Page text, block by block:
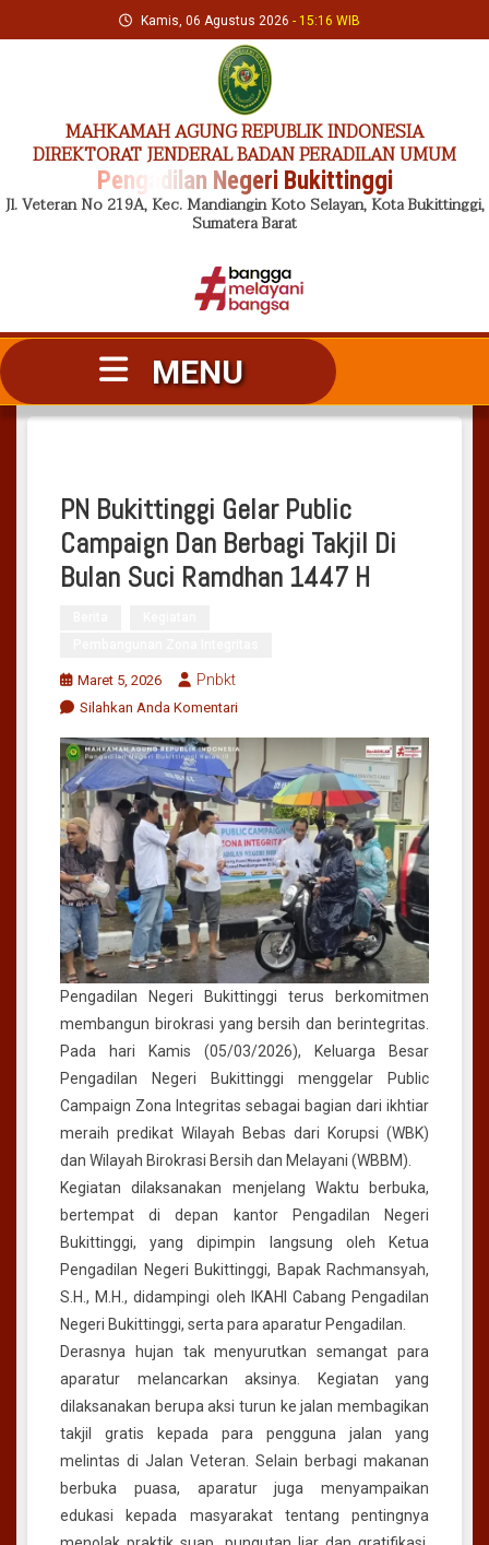
to
Kamis, 06 Agustus 2026 - 15:16 WIB
MAHKAMAH AGUNG REPUBLIK INDONESIA
DIREKTORAT JENDERAL BADAN PERADILAN UMUM
Pengadilan Negeri Bukittinggi
Jl. Veteran No 219A, Kec. Mandiangin Koto Selayan, Kota Bukittinggi,
Sumatera Barat
MENU
PN Bukittinggi Gelar Public
Campaign Dan Berbagi Takjil Di
Bulan Suci Ramdhan 1447 H
Maret 5, 2026 Pnbkt
Silahkan Anda KomentariOn
Bukittinggi
Gelar
Public
Campaign
Dan
Berbagi
Takjil
Di
Bulan
Suci
Ramdhan
1447
H
Pengadilan Negeri Bukittinggi terus berkomitmen
membangun birokrasi yang bersih dan berintegritas.
Pada hari Kamis (05/03/2026), Keluarga Besar
Pengadilan Negeri Bukittinggi menggelar Public
Campaign Zona Integritas sebagai bagian dari ikhtiar
meraih predikat Wilayah Bebas dari Korupsi (WBK)
dan Wilayah Birokrasi Bersih dan Melayani (WBBM).
Kegiatan dilaksanakan menjelang Waktu berbuka,
bertempat di depan kantor Pengadilan Negeri
Bukittinggi, yang dipimpin langsung oleh Ketua
Pengadilan Negeri Bukittinggi, Bapak Rachmansyah,
S.H., M.H., didampingi oleh IKAHI Cabang Pengadilan
Negeri Bukittinggi, serta para aparatur Pengadilan.
Derasnya hujan tak menyurutkan semangat para
aparatur melancarkan aksinya. Kegiatan yang
dilaksanakan berupa aksi turun ke jalan membagikan
takjil gratis kepada para pengguna jalan yang
melintas di Jalan Veteran. Selain berbagi makanan
berbuka puasa, aparatur juga menyampaikan
edukasi kepada masyarakat tentang pentingnya